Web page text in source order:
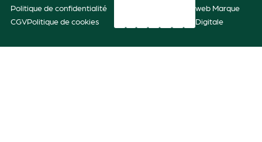
Politique de confidentialité
CGVPolitique de cookies
web Marque
Digitale